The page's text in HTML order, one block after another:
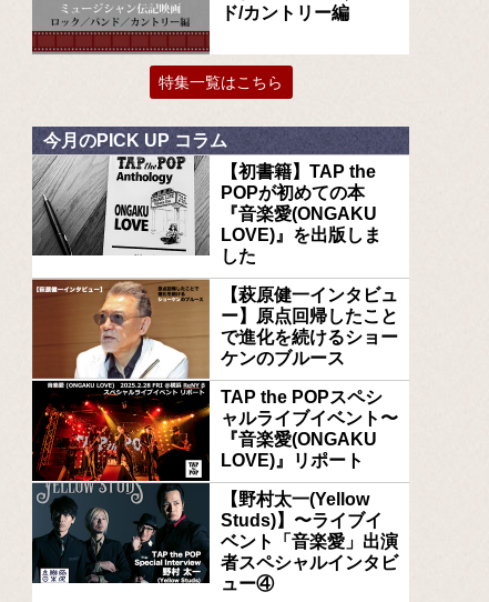
ド/カントリー編
特集一覧はこちら
今月のPICK UP コラム
【初書籍】TAP the
POPが初めての本
『音楽愛(ONGAKU
LOVE)』を出版しま
した
【萩原健一インタビュ
ー】原点回帰したこと
で進化を続けるショー
ケンのブルース
TAP the POPスペシ
ャルライブイベント〜
『音楽愛(ONGAKU
LOVE)』リポート
【野村太一(Yellow
Studs)】〜ライブイ
ベント「音楽愛」出演
者スペシャルインタビ
ュー④